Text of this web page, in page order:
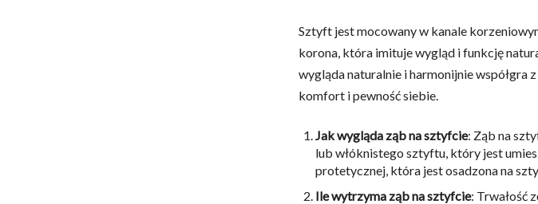
Sztyft jest mocowany w kanale
korona, która imituje wygląd i funkcję
wygląda naturalnie i harmonijnie współgra
komfort i pewność siebie.
Jak wygląda ząb na sztyfcie: Ząb na
lub włóknistego sztyftu, który jest
protetycznej, która jest osadzona na
Ile wytrzyma ząb na sztyfcie: Trwałość